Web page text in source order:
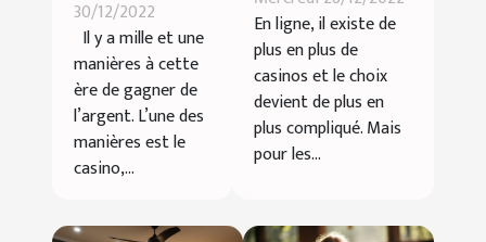
en ligne ?
30/12/2022
Il y a mille et une
manières à cette
ère de gagner de
l’argent. L’une des
manières est le
casino,...
casino 4kasino
En ligne, il existe de
plus en plus de
casinos et le choix
devient de plus en
plus compliqué. Mais
pour les...